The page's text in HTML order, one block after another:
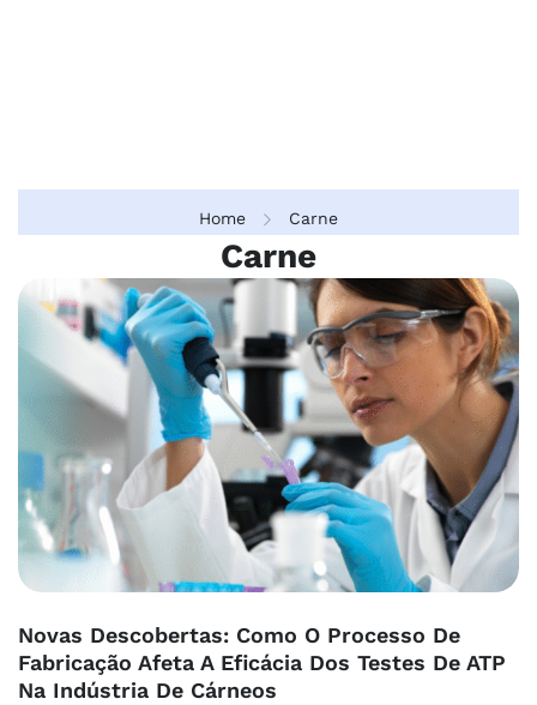
Home Carne
Carne
Novas Descobertas: Como O Processo De
Fabricação Afeta A Eficácia Dos Testes De ATP
Na Indústria De Cárneos